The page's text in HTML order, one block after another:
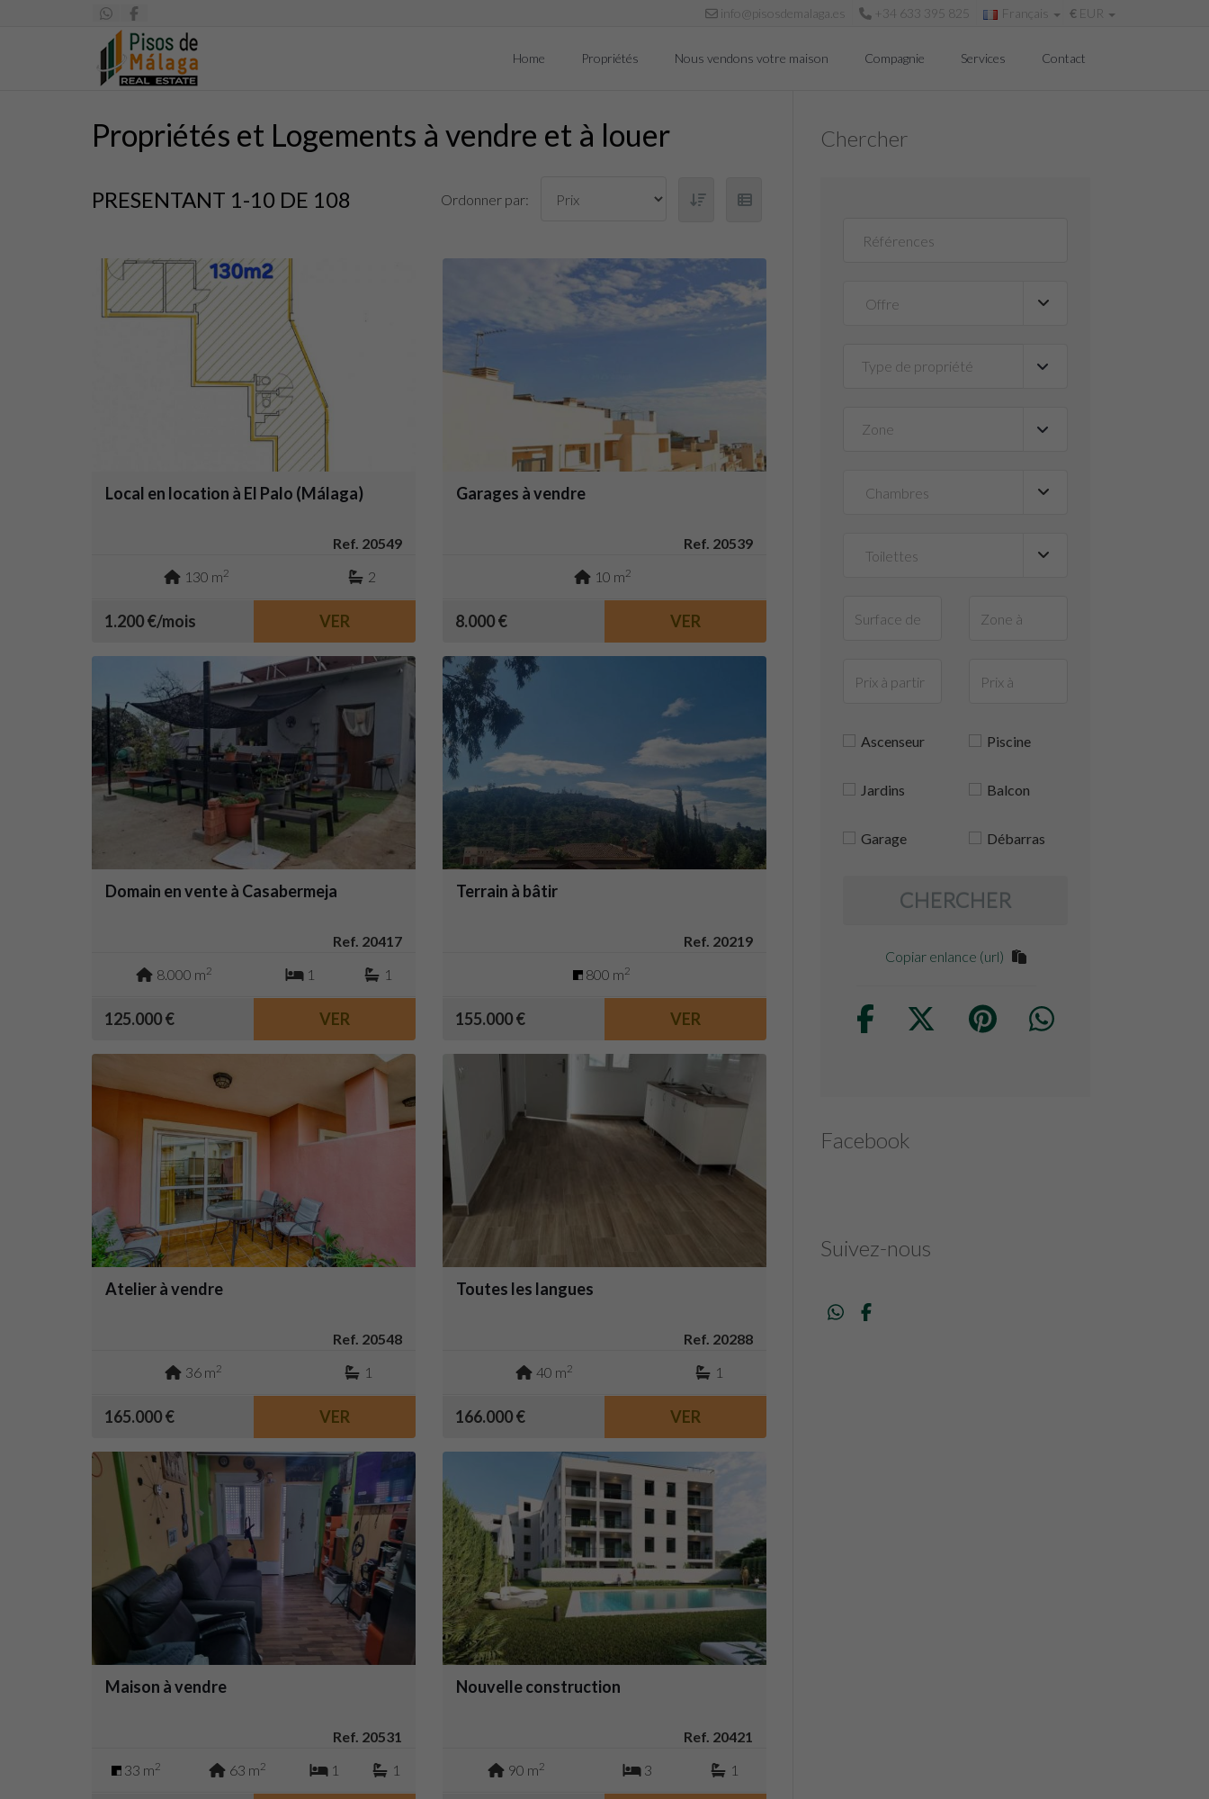
info@pisosdemalaga.es +34 633 395 825 Français € EUR
Home Propriétés Nous vendons votre maison Compagnie Services Contact
Propriétés et Logements à vendre et à louer
PRESENTANT 1-10 DE 108 Ordonner par:
Local en location à El Palo (Málaga)
Ref. 20549
130 m2 2
1.200 €/mois VER
Garages à vendre
Ref. 20539
10 m2
8.000 € VER
Domain en vente à Casabermeja
Ref. 20417
8.000 m2 1 1
125.000 € VER
Terrain à bâtir
Ref. 20219
800 m2
155.000 € VER
Atelier à vendre
Ref. 20548
36 m2 1
165.000 € VER
Toutes les langues
Ref. 20288
40 m2 1
166.000 € VER
Maison à vendre
Ref. 20531
33 m2 63 m2 1 1
Nouvelle construction
Ref. 20421
90 m2 3 1
Chercher
Type de propriété ▼
Zone ▼
Ascenseur Piscine
Jardins Balcon
Garage Débarras
CHERCHER
Copiar enlance (url)
Facebook
Suivez-nous